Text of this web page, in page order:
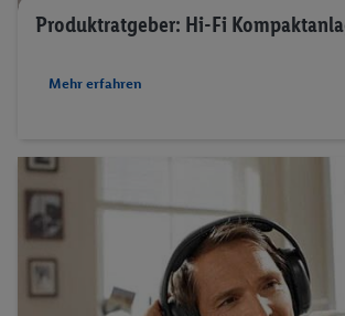
Produktratgeber: Hi-Fi
Mehr erfahren